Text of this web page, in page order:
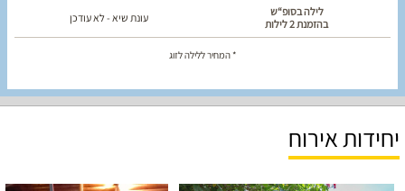
לילה בסופ“ש
בהזמנת 2 לילות
עונת שיא - לא עודכן
* המחיר ללילה לזוג
יחידות אירוח